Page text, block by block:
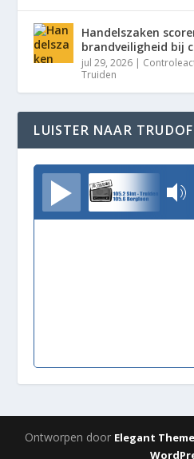
Handelszaken
brandveiligheid bij
jul 29, 2026 |
Truiden
LUISTER NAAR
TrudoFM
Ontworpen door Elegant